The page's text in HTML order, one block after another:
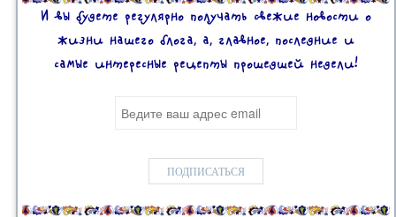
Десерты
Mobile version:Enabled
И вы будете регулярно получать свежие новости о
жизни нашего блога, а, главное, последние и
самые интересные рецепты прошедшей недели!